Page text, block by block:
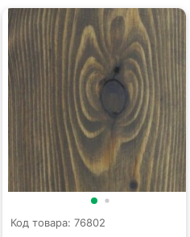
Код товара: 76802